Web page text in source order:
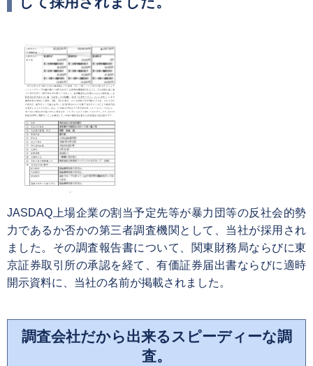
JASDAQ上場企業の割当予定先等が暴力団等の反社会的勢
力であるか否かの第三者調査機関として、当社が採用され
ました。その調査報告書について、関東財務局ならびに東
京証券取引所の承認を経て、有価証券届出書ならびに適時
開示資料に、当社の名前が掲載されました。
調査会社だから出来るスピーディーな調
査。